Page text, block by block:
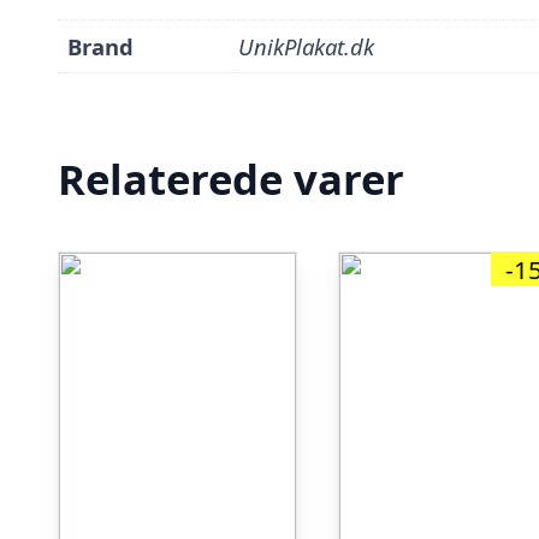
Brand UnikPlakat.dk
Relaterede varer
-